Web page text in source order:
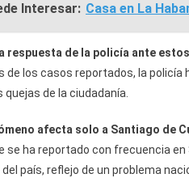
Interesar: Casa en La
respuesta de la policía ante
de los casos reportados, la policía
quejas de la ciudadanía.
afecta solo a Santiago de
se ha reportado con frecuencia
país, reflejo de un problema